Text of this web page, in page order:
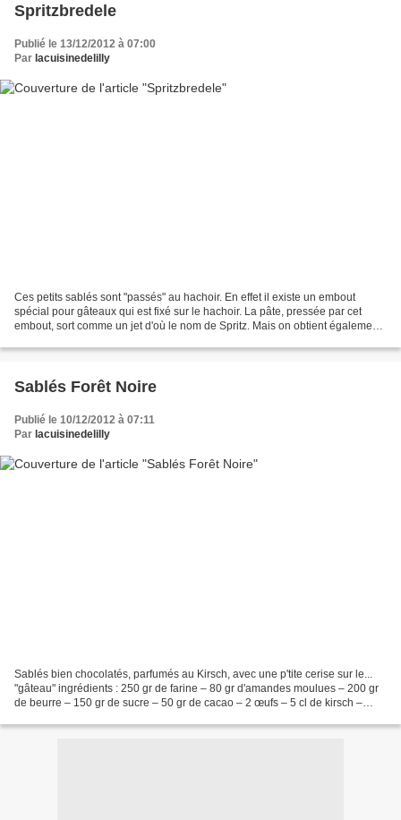
Spritzbredele
Publié le 13/12/2012 à 07:00
Par lacuisinedelilly
Ces petits sablés sont "passés" au hachoir. En effet il existe un embout
spécial pour gâteaux qui est fixé sur le hachoir. La pâte, pressée par cet
embout, sort comme un jet d'où le nom de Spritz. Mais on obtient également
Sablés Forêt Noire
Publié le 10/12/2012 à 07:11
Par lacuisinedelilly
Sablés bien chocolatés, parfumés au Kirsch, avec une p'tite cerise sur le...
"gâteau" ingrédients : 250 gr de farine – 80 gr d'amandes moulues – 200 gr
de beurre – 150 gr de sucre – 50 gr de cacao – 2 œufs – 5 cl de kirsch –